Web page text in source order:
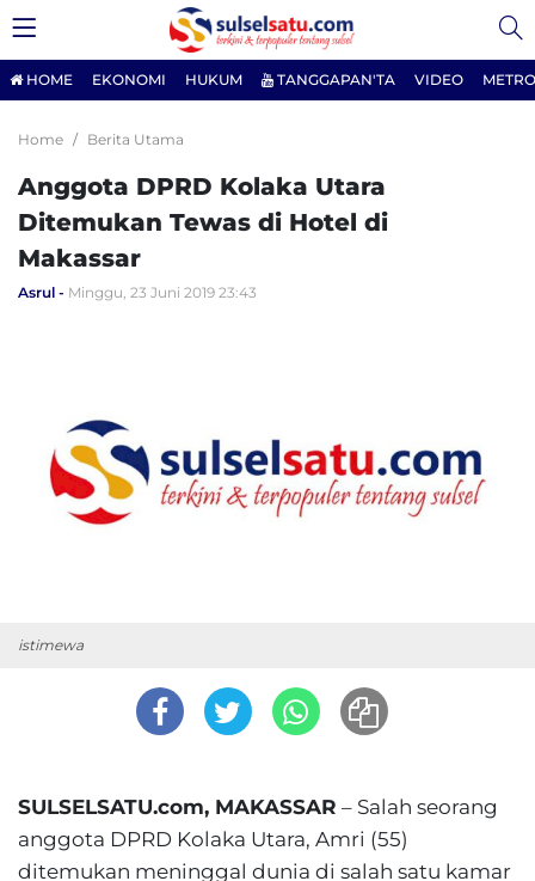
HOME EKONOMI HUKUM TANGGAPAN'TA VIDEO
Home Berita Utama
Anggota DPRD Kolaka Utara
Ditemukan Tewas di Hotel di
Makassar
Asrul Minggu, 23 Juni 2019 23:43
istimewa
SULSELSATU.com, MAKASSAR – Salah seorang
anggota DPRD Kolaka Utara, Amri (55)
ditemukan meninggal dunia di salah satu kamar